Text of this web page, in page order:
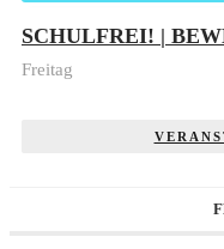
SCHULFREI! |
Freitag